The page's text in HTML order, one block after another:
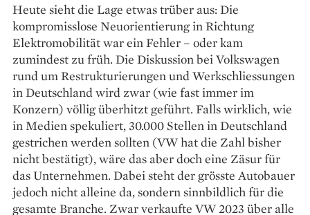
Heute sieht die Lage etwas trüber aus: Die
kompromisslose Neuorientierung in Richtung
Elektromobilität war ein Fehler – oder kam
zumindest zu früh. Die Diskussion bei Volks­wagen
rund um Restrukturierungen und Werk­schliessungen
in Deutschland wird zwar (wie fast immer im
Konzern) völlig überhitzt geführt. Falls wirklich, wie
in Medien spekuliert, 30.000 Stellen in Deutschland
gestrichen werden sollten (VW hat die Zahl bisher
nicht bestätigt), wäre das aber doch eine Zäsur für
das Unternehmen. Dabei steht der grösste Autobauer
jedoch nicht alleine da, sondern sinnbildlich für die
gesamte Branche. Zwar verkaufte VW 2023 über alle